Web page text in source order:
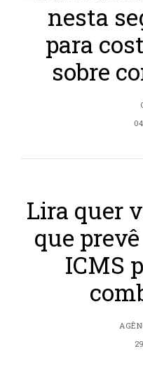
nesta
para
sobre
Lira quer
que
ICMS